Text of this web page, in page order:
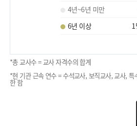
4년~6년 미만
6년 이상
1
*총 교사수 = 교사 자격수의 합계
*현 기관 근속 연수 = 수석교사, 보직교사, 교사,
한 함